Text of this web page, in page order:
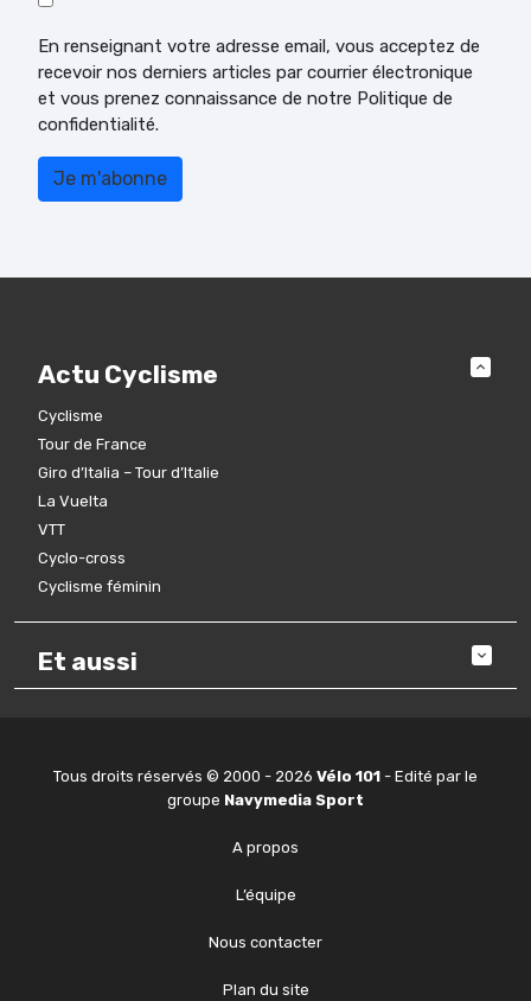
En renseignant votre adresse email, vous acceptez de
recevoir nos derniers articles par courrier électronique
et vous prenez connaissance de notre Politique de
confidentialité.
Actu Cyclisme
Cyclisme
Tour de France
Giro d’Italia – Tour d’Italie
La Vuelta
VTT
Cyclo-cross
Cyclisme féminin
Et aussi
Tous droits réservés © 2000 - 2026 Vélo 101 - Edité par le
groupe Navymedia Sport
A propos
L’équipe
Nous contacter
Plan du site